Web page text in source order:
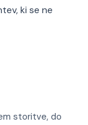
ki se ne
storitve, do